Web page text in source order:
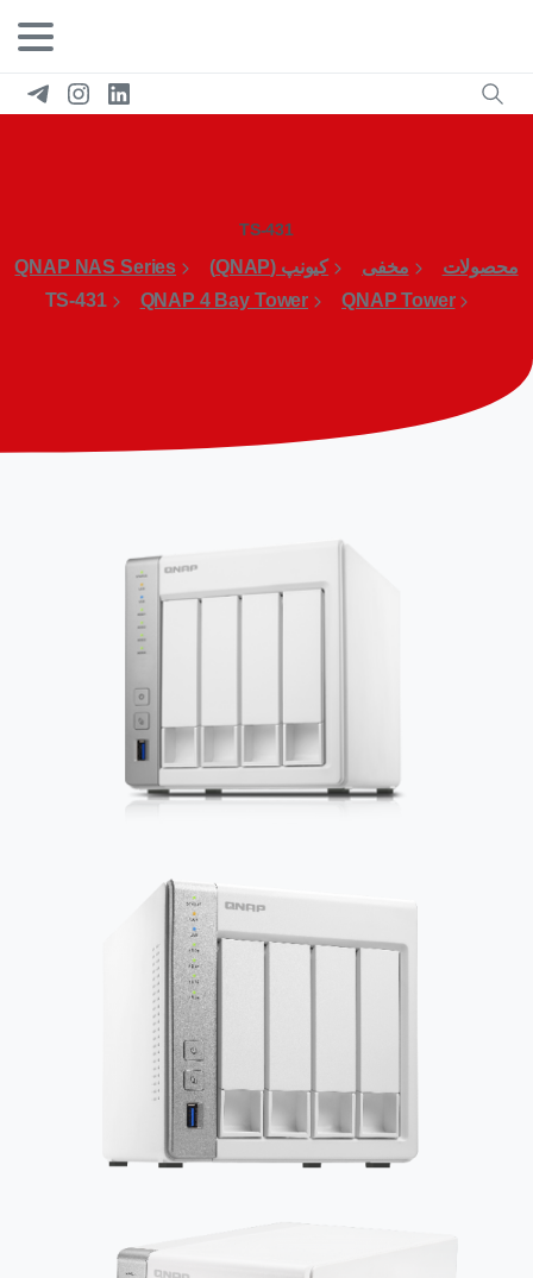
TS-431
محصولات مخفی کیونپ (QNAP)
QNAP NAS Series
QNAP Tower
QNAP 4 Bay Tower
TS-431